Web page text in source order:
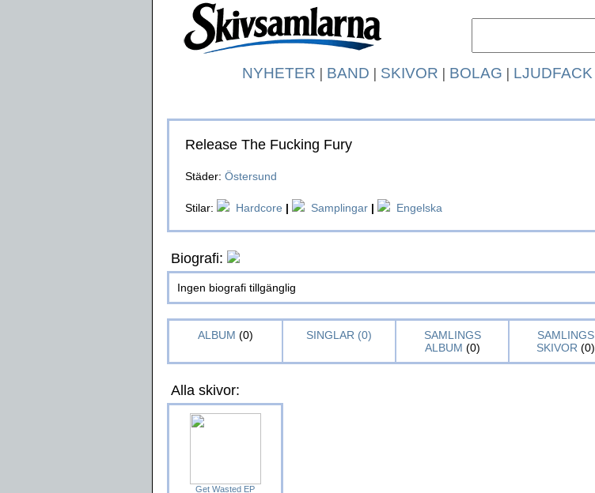
NYHETER | BAND | SKIVOR | BOLAG | LJUDFACK
Release The Fucking Fury
Städer: Östersund
Stilar: Hardcore | Samplingar | Engelska
Biografi:
Ingen biografi tillgänglig
ALBUM (0) SINGLAR (0)
SAMLINGS
ALBUM (0)
SAMLINGS
SKIVOR (0)
Alla skivor:
Get Wasted EP